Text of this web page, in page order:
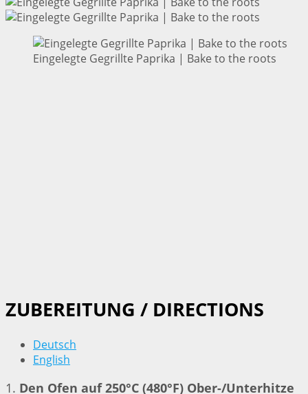
Eingelegte Gegrillte Paprika | Bake to the roots
ZUBEREITUNG / DIRECTIONS
Deutsch
English
1. Den Ofen auf 250°C (480°F) Ober-/Unterhitze